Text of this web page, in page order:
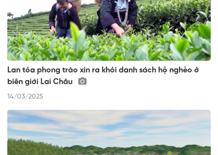
Lan tỏa phong trào xin ra khỏi danh sách hộ nghèo ở
biên giới Lai Châu
14/03/2025